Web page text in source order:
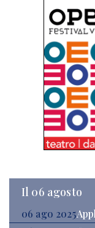
Il 06 agosto
06 ago 2025